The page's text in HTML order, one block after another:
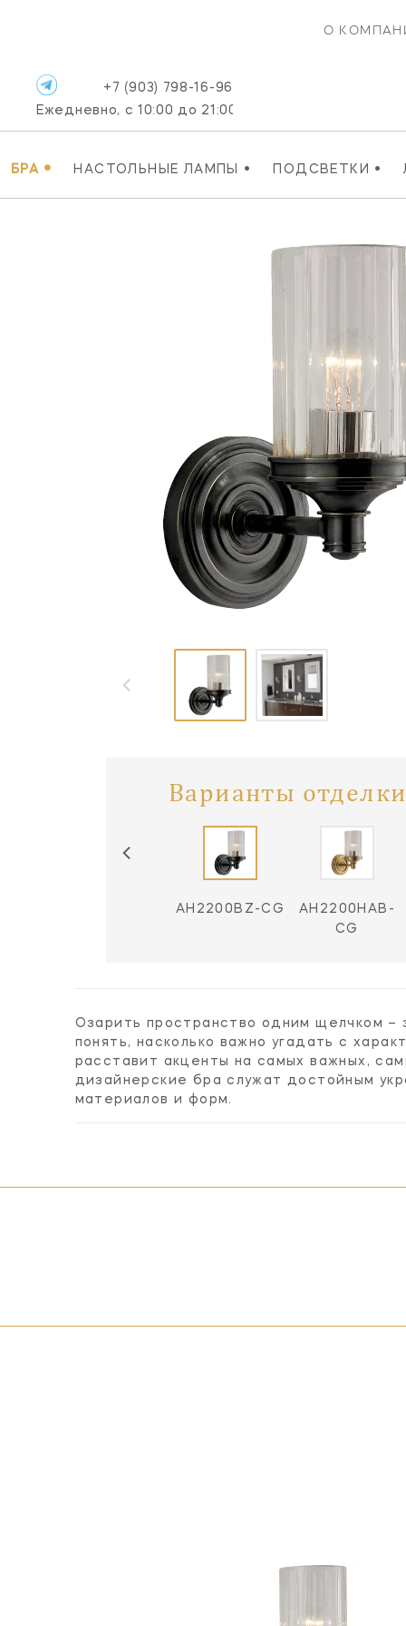
О
БРА • НАСТОЛЬНЫЕ ЛАМПЫ • ПОДСВЕТКИ •
+7 (903) 798-16-96
Ежедневно, с 10:00 до 21:00
Варианты
AH2200BZ-CG
AH2200HAB-
CG
Озарить пространство одним щелчком –
понять, насколько важно угадать с
расставит акценты на самых важных,
дизайнерские бра служат достойным
материалов и форм.